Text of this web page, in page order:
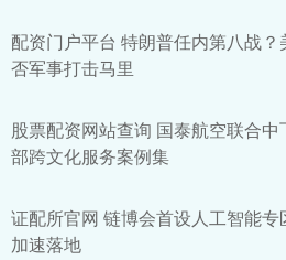
配资门户平台 特朗普任内第八战？
否军事打击马里
股票配资网站查询 国泰航空联合中
部跨文化服务案例集
证配所官网 链博会首设人工智能专
加速落地